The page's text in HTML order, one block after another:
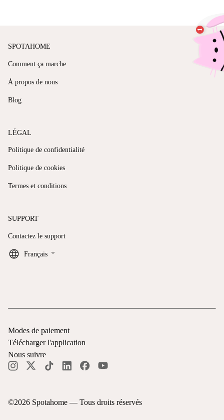
SPOTAHOME
Comment ça marche
À propos de nous
Blog
LÉGAL
Politique de confidentialité
Politique de cookies
Termes et conditions
SUPPORT
Contactez le support
Français keyboard_arrow_down
©2026 Spotahome — Tous droits réservés
Modes de paiement
Télécharger l'application
Nous suivre